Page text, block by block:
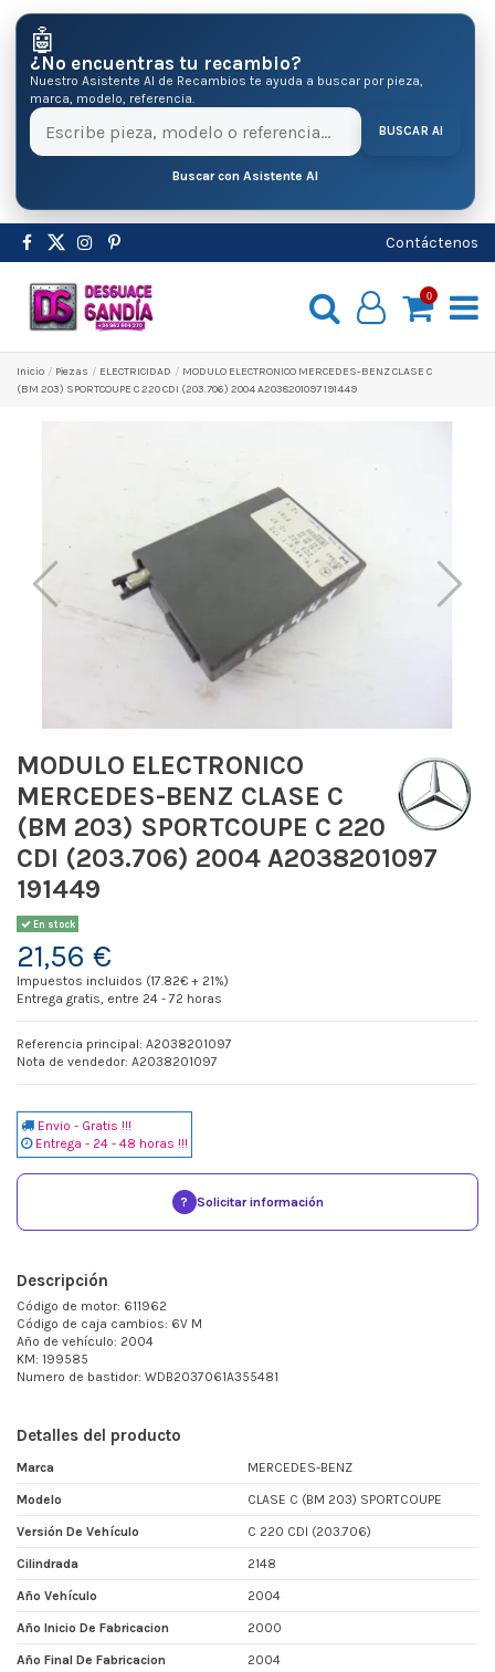
🤖
¿No encuentras tu recambio?
Nuestro Asistente AI de Recambios te ayuda a buscar por pieza,
marca, modelo, referencia.
BUSCAR AI
Buscar con Asistente AI
Contáctenos
0
Inicio Pіezas ELECTRICIDAD
MODULO ELECTRONICO MERCEDES-BENZ CLASE C
(BM 203) SPORTCOUPE C 220 CDI (203.706) 2004 A2038201097 191449
MODULO ELECTRONICO
MERCEDES-BENZ CLASE C
(BM 203) SPORTCOUPE C 220
CDI (203.706) 2004 A2038201097
191449
En stock
21,56 €
Impuestos incluidos (17.82€ + 21%)
Entrega gratis, entre 24 - 72 horas
Referencia principal: A2038201097
Nota de vendedor: A2038201097
Envio - Gratis !!!
Entrega - 24 - 48 horas !!!
? Solicitar información
Descripción
Código de motor: 611962
Código de caja cambios: 6V M
Año de vehículo: 2004
KM: 199585
Numero de bastidor: WDB2037061A355481
Detalles del producto
Marca MERCEDES-BENZ
Modelo CLASE C (BM 203) SPORTCOUPE
Versión De Vehículo C 220 CDI (203.706)
Cilindrada 2148
Año Vehículo 2004
Año Inicio De Fabricacion 2000
Año Final De Fabricacion 2004